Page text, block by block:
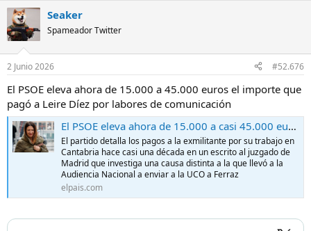
t
o
r
h
a
e
i
c
i
o
Seaker
Spameador Twitter
2 Junio 2026 #52.676
El PSOE eleva ahora de 15.000 a 45.000 euros el importe que
pagó a Leire Díez por labores de comunicación
El PSOE eleva ahora de 15.000 a casi 45.000 euros el importe que pagó a Leire Díez por labores de comunicación
El partido detalla los pagos a la exmilitante por su trabajo en
Cantabria hace casi una década en un escrito al juzgado de
Madrid que investiga una causa distinta a la que llevó a la
Audiencia Nacional a enviar a la UCO a Ferraz
elpais.com